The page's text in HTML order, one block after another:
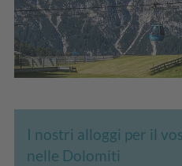
I nostri alloggi per il
nelle Dolomiti